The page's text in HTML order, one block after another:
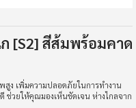
[S2] สีส้มพร้อมคาด
ง เพิ่มความปลอดภัยในการทำงาน
ช่วยให้คุณมองเห็นชัดเจน ห่างไกลจาก